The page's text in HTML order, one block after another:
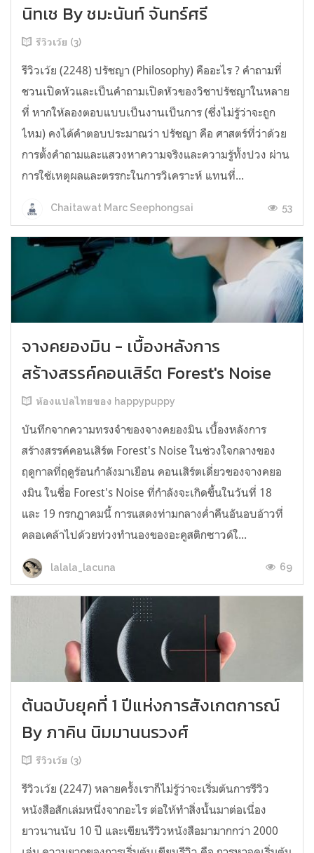
นิทเช By ชมะนันท์ จันทร์ศรี
รีวิวเว้ย (3)
รีวิวเว้ย (2248) ปรัชญา (Philosophy) คืออะไร ? คำถามที่
ชวนเปิดหัวและเป็นคำถามเปิดหัวของวิชาปรัชญาในหลาย
ที่ หากให้ลองตอบแบบเป็นงานเป็นการ (ซึ่งไม่รู้ว่าจะถูก
ไหม) คงได้คำตอบประมาณว่า ปรัชญา คือ ศาสตร์ที่ว่าด้วย
การตั้งคำถามและแสวงหาความจริงและความรู้ทั้งปวง ผ่าน
การใช้เหตุผลและตรรกะในการวิเคราะห์ แทนที่...
Chaitawat Marc Seephongsai 53
จางคยองมิน - เบื้องหลังการ
สร้างสรรค์คอนเสิร์ต Forest's Noise
ห้องแปลไทยของ happypuppy
บันทึกจากความทรงจำของจางคยองมิน เบื้องหลังการ
สร้างสรรค์คอนเสิร์ต Forest's Noise ในช่วงใจกลางของ
ฤดูกาลที่ฤดูร้อนกำลังมาเยือน คอนเสิร์ตเดี่ยวของจางคยอ
งมิน ในชื่อ Forest's Noise ที่กำลังจะเกิดขึ้นในวันที่ 18
และ 19 กรกฎาคมนี้ การแสดงท่ามกลางค่ำคืนอันอบอ้าวที่
คลอเคล้าไปด้วยท่วงทำนองของอะคูสติกซาวด์ใ...
lalala_lacuna 69
ต้นฉบับยุคที่ 1 ปีแห่งการสังเกตการณ์
By ภาคิน นิมมานนรวงศ์
รีวิวเว้ย (3)
รีวิวเว้ย (2247) หลายครั้งเราก็ไม่รู้ว่าจะเริ่มต้นการรีวิว
หนังสือสักเล่มหนึ่งจากอะไร ต่อให้ทำสิ่งนั้นมาต่อเนื่อง
ยาวนานนับ 10 ปี และเขียนรีวิวหนังสือมามากกว่า 2000